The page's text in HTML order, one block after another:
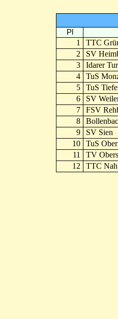
Pl
1
TTC
2
SV
3
Idarer
4
TuS
5
TuS
6
SV
7
FSV
8
9
SV Sien
10
TuS
11
TV
12
TTC